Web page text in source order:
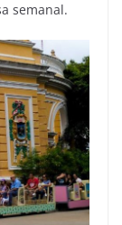
semanal.